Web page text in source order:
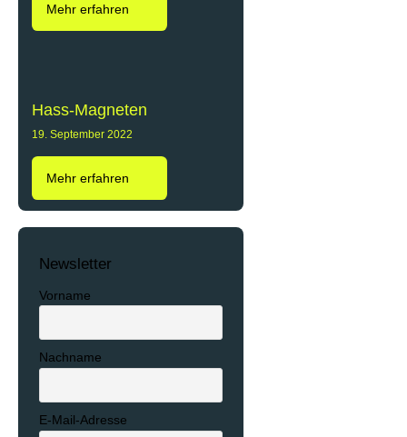
Mehr erfahren
Hass-Magneten
19. September 2022
Mehr erfahren
Newsletter
Vorname
Nachname
E-Mail-Adresse